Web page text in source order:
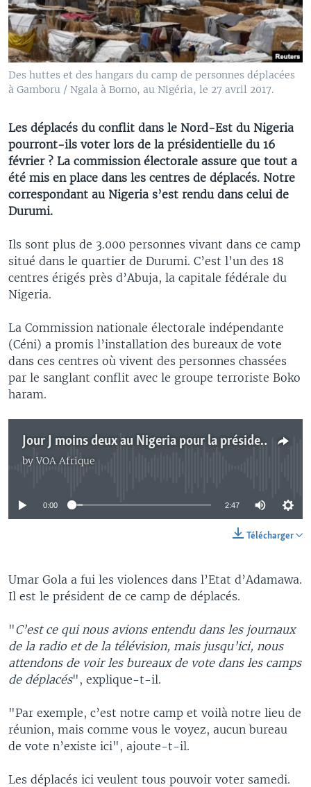
Des huttes et des hangars du camp de personnes déplacées
à Gamboru / Ngala à Borno, au Nigéria, le 27 avril 2017.
Les déplacés du conflit dans le Nord-Est du Nigeria
pourront-ils voter lors de la présidentielle du 16
février ? La commission électorale assure que tout a
été mis en place dans les centres de déplacés. Notre
correspondant au Nigeria s’est rendu dans celui de
Durumi.
Ils sont plus de 3.000 personnes vivant dans ce camp
situé dans le quartier de Durumi. C’est l’un des 18
centres érigés près d’Abuja, la capitale fédérale du
Nigeria.
La Commission nationale électorale indépendante
(Céni) a promis l’installation des bureaux de vote
dans ces centres où vivent des personnes chassées
par le sanglant conflit avec le groupe terroriste Boko
haram.
Jour J moins deux au Nigeria pour la présidentielle et les législatives
byVOA Afrique
No media source currently available
0:00 2:47
Télécharger
Umar Gola a fui les violences dans l’Etat d’Adamawa.
Il est le président de ce camp de déplacés.
"C’est ce qui nous avions entendu dans les journaux
de la radio et de la télévision, mais jusqu’ici, nous
attendons de voir les bureaux de vote dans les camps
de déplacés", explique-t-il.
"Par exemple, c’est notre camp et voilà notre lieu de
réunion, mais comme vous le voyez, aucun bureau
de vote n’existe ici", ajoute-t-il.
Les déplacés ici veulent tous pouvoir voter samedi.